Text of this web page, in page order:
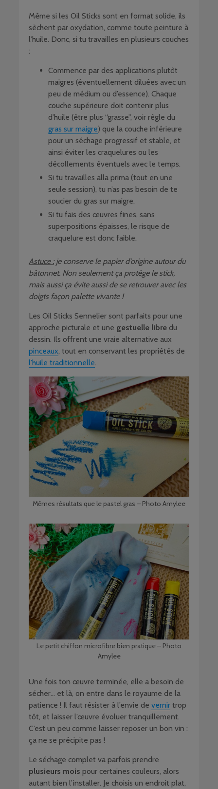
Même si les Oil Sticks sont en format solide, ils
sèchent par oxydation, comme toute peinture à
l’huile. Donc, si tu travailles en plusieurs couches
:
Commence par des applications plutôt
maigres (éventuellement diluées avec un
peu de médium ou d’essence). Chaque
couche supérieure doit contenir plus
d’huile (être plus “grasse”, voir règle du
gras sur maigre) que la couche inférieure
pour un séchage progressif et stable, et
ainsi éviter les craquelures ou les
décollements éventuels avec le temps.
Si tu travailles alla prima (tout en une
seule session), tu n’as pas besoin de te
soucier du gras sur maigre.
Si tu fais des œuvres fines, sans
superpositions épaisses, le risque de
craquelure est donc faible.
Astuce :je conserve le papier d’origine autour du
bâtonnet. Non seulement ça protège le stick,
mais aussi ça évite aussi de se retrouver avec les
doigts façon palette vivante !
Les Oil Sticks Sennelier sont parfaits pour une
approche picturale et une gestuelle libre du
dessin. Ils offrent une vraie alternative aux
pinceaux, tout en conservant les propriétés de
l’huile traditionnelle.
Mêmes résultats que le pastel gras – Photo Amylee
Le petit chiffon microfibre bien pratique – Photo
Amylee
Une fois ton œuvre terminée, elle a besoin de
sécher… et là, on entre dans le royaume de la
patience ! Il faut résister à l’envie de vernir trop
tôt, et laisser l’œuvre évoluer tranquillement.
C’est un peu comme laisser reposer un bon vin :
ça ne se précipite pas !
Le séchage complet va parfois prendre
plusieurs mois pour certaines couleurs, alors
autant bien l’installer. Je choisis un endroit plat,